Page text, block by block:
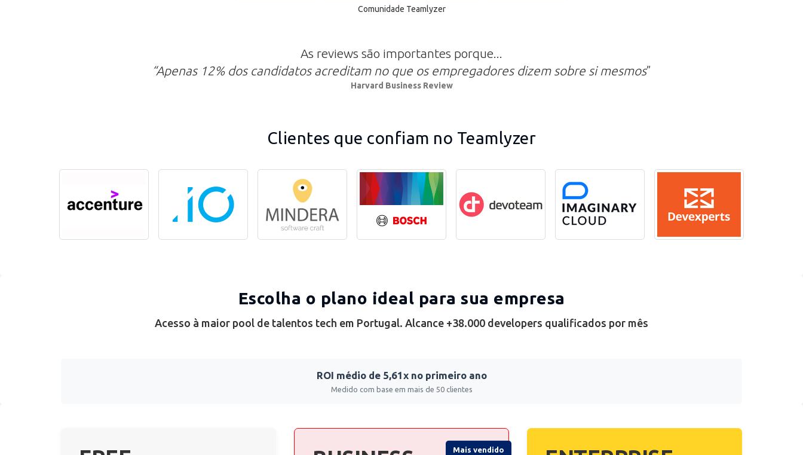
Comunidade Teamlyzer
As reviews são importantes porque...
“Apenas 12% dos candidatos acreditam no que os empregadores dizem sobre si mesmos”
Harvard Business Review
Clientes que confiam no Teamlyzer
Escolha o plano ideal para sua empresa
Acesso à maior pool de talentos tech em Portugal. Alcance +38.000 developers qualificados por mês
ROI médio de 5,61x no primeiro ano
Medido com base em mais de 50 clientes
Mais vendido